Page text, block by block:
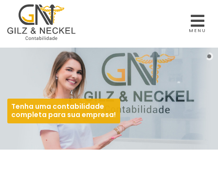
MENU
Tenha uma contabilidade
completa para sua empresa!